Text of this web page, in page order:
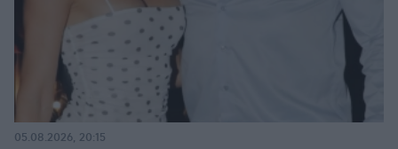
05.08.2026, 20:15